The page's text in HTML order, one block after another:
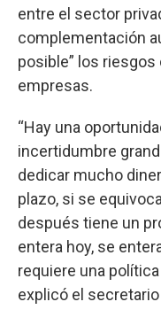
entre el sector
complementación
posible” los
empresas.
“Hay una
incertidumbre
dedicar mucho
plazo, si se
después tiene un
entera hoy, se
requiere una
explicó el